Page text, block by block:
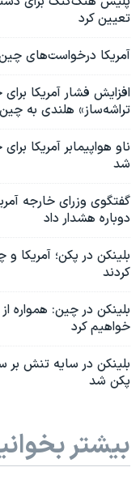
تعیین کرد
آمریکا درخواست‌های چین
افزایش فشار آمریکا
تراشه‌ساز» هلندی به چین
ناو هواپیمابر آمریکا
شد
گفتگوی وزرای خارجه
دوباره هشدار داد
بلینکن در پکن؛ آمریکا
کردند
بلینکن در چین: همواره
خواهیم کرد
بلینکن در سایه تنش بر
پکن شد
بیشتر